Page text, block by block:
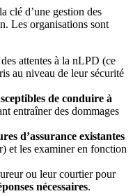
clé d’une gestion des
Les organisations sont
attentes à la nLPD (ce
au niveau de leur sécurité
de conduire à
entraîner des dommages
d’assurance existantes
et les examiner en fonction
ou leur courtier pour
nécessaires.